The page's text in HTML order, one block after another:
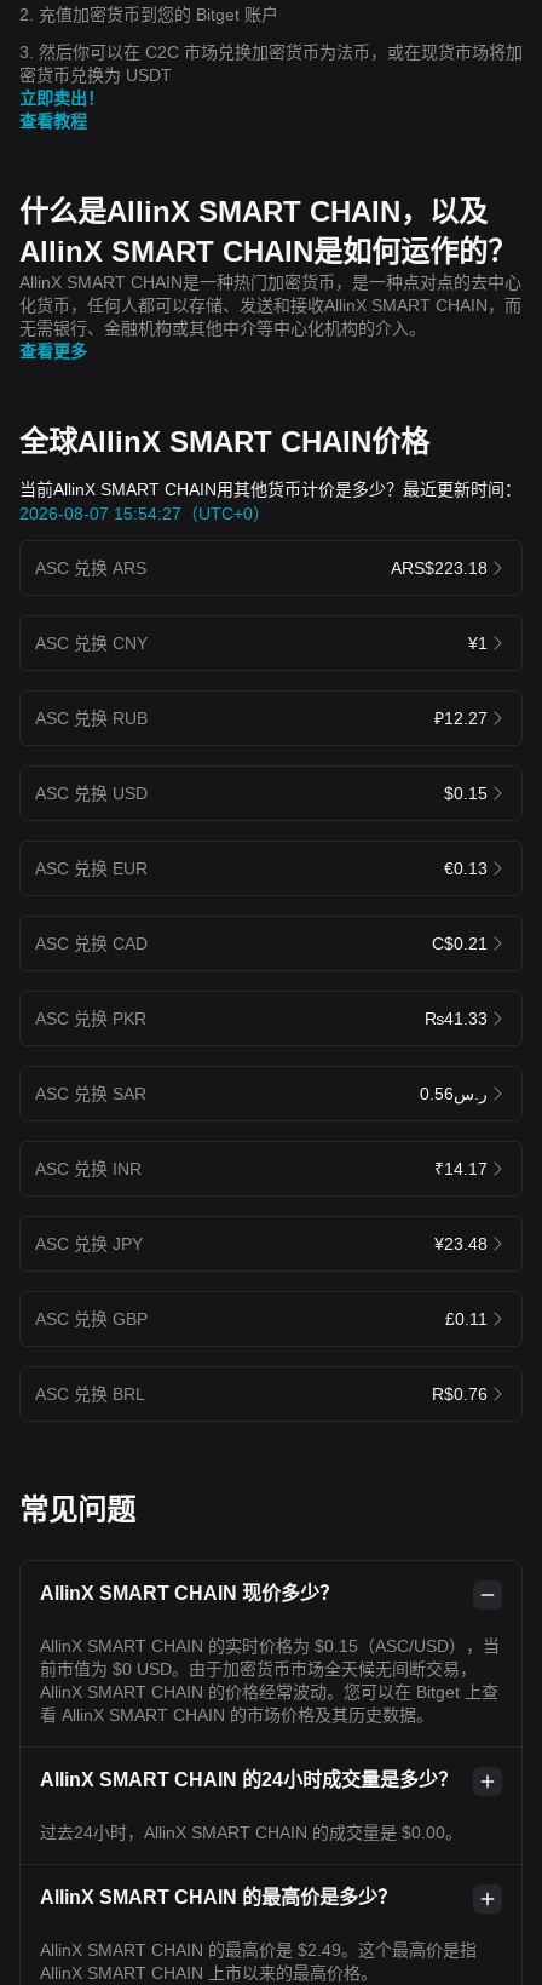
2. 充值加密货币到您的 Bitget 账户
3. 然后你可以在 C2C 市场兑换加密货币为法币，或在现货市场将加
密货币兑换为 USDT
立即卖出！
查看教程
什么是AllinX SMART CHAIN，以及
AllinX SMART CHAIN是如何运作的？
AllinX SMART CHAIN是一种热门加密货币，是一种点对点的去中心
化货币，任何人都可以存储、发送和接收AllinX SMART CHAIN，而
无需银行、金融机构或其他中介等中心化机构的介入。
查看更多
全球AllinX SMART CHAIN价格
当前AllinX SMART CHAIN用其他货币计价是多少？最近更新时间：
2026-08-07 15:54:27（UTC+0）
ASC 兑换 ARS ARS$223.18
ASC 兑换 CNY ¥1
ASC 兑换 RUB ₽12.27
ASC 兑换 USD $0.15
ASC 兑换 EUR €0.13
ASC 兑换 CAD C$0.21
ASC 兑换 PKR ₨41.33
ASC 兑换 SAR ر.س0.56
ASC 兑换 INR ₹14.17
ASC 兑换 JPY ¥23.48
ASC 兑换 GBP £0.11
ASC 兑换 BRL R$0.76
常见问题
AllinX SMART CHAIN 现价多少？
AllinX SMART CHAIN 的实时价格为 $0.15（ASC/USD），当
前市值为 $0 USD。由于加密货币市场全天候无间断交易，
AllinX SMART CHAIN 的价格经常波动。您可以在 Bitget 上查
看 AllinX SMART CHAIN 的市场价格及其历史数据。
AllinX SMART CHAIN 的24小时成交量是多少？
过去24小时，AllinX SMART CHAIN 的成交量是 $0.00。
AllinX SMART CHAIN 的最高价是多少？
AllinX SMART CHAIN 的最高价是 $2.49。这个最高价是指
AllinX SMART CHAIN 上市以来的最高价格。